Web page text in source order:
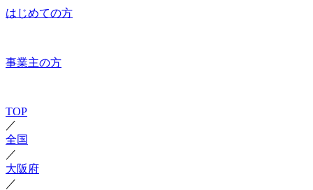
はじめての方
事業主の方
TOP
／
全国
／
大阪府
／